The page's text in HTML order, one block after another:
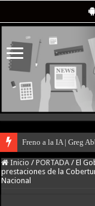
Freno a la IA | Greg
Inicio / PORTADA / El
prestaciones de la
Nacional